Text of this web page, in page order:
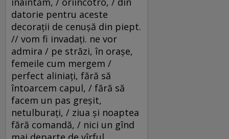
datorie pentru aceste
decoraţii de cenuşă din piept.
// vom fi invadaţi. ne vor
admira / pe străzi, în oraşe,
femeile cum mergem /
perfect aliniaţi, fără să
întoarcem capul, / fără să
facem un pas greşit,
netulburaţi, / ziua şi noaptea
fără comandă, / nici un gînd